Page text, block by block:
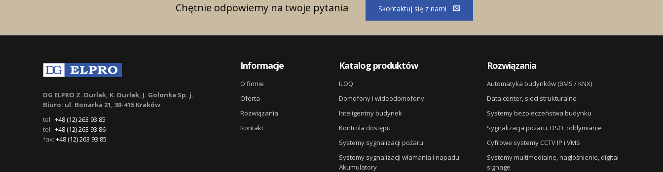
Chętnie odpowiemy na twoje pytania Skontaktuj się z nami
DG ELPRO Z. Durlak, K. Durlak, J. Golonka Sp. j.
Biuro: ul. Bonarka 21, 30-415 Kraków
tel: +48 (12) 263 93 85
tel: +48 (12) 263 93 86
fax: +48 (12) 263 93 85
Informacje
O firmie
Oferta
Rozwiązania
Kontakt
Katalog produktów
ILOQ
Domofony i wideodomofony
Inteligentny budynek
Kontrola dostępu
Systemy sygnalizacji pożaru
Systemy sygnalizacji włamania i napadu
Akumulatory
Rozwiązania
Automatyka budynków (BMS / KNX)
Data center, sieci strukturalne
Systemy bezpieczeństwa budynku
Sygnalizacja pożaru. DSO, oddymianie
Cyfrowe systemy CCTV IP i VMS
Systemy multimedialne, nagłośnienie, digital
signage